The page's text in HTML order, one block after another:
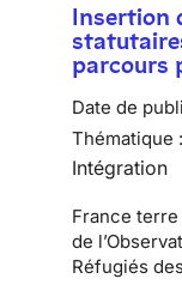
Insertion
parcours
Date de
Thématique :
Intégration
France terre
de
Réfugiés